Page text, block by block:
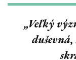
„Veľký